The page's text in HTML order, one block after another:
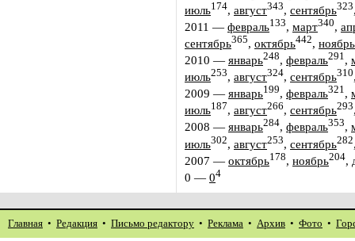
июль174, август343, сентябрь323
2011 — февраль133, март340,
сентябрь365, октябрь442, ноябрь
2010 — январь248, февраль291,
июль253, август324, сентябрь310
2009 — январь199, февраль321,
июль187, август266, сентябрь293
2008 — январь284, февраль353,
июль302, август253, сентябрь282
2007 — октябрь178, ноябрь204,
0 — 04
Главная • Редакция • Письмо редактору • Реклама • Архив • Фото •